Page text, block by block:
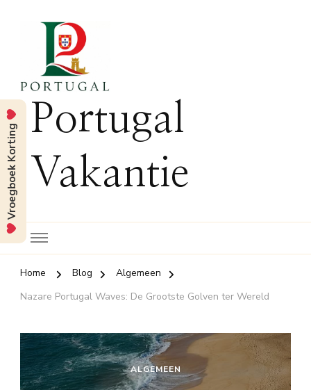
Portugal
Vakantie
Home Blog
Algemeen
Nazare Portugal Waves: De Grootste Golven ter Wereld
ALGEMEEN
Vroegboek Korting